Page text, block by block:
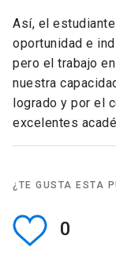
Así, el
oportunidad e
pero el trabajo
nuestra
logrado y por el
excelentes
¿TE GUSTA ESTA
0